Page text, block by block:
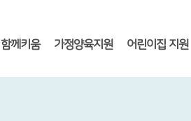
함께키움 가정양육지원 어린이집 지원